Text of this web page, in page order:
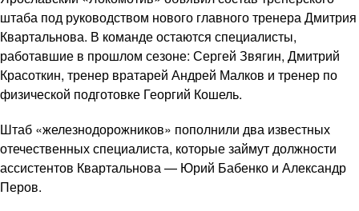
штаба под руководством нового главного тренера Дмитрия
Квартальнова. В команде остаются специалисты,
работавшие в прошлом сезоне: Сергей Звягин, Дмитрий
Красоткин, тренер вратарей Андрей Малков и тренер по
физической подготовке Георгий Кошель.
Штаб «железнодорожников» пополнили два известных
отечественных специалиста, которые займут должности
ассистентов Квартальнова — Юрий Бабенко и Александр
Перов.